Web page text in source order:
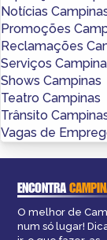
Notícias
Promoções
Reclamações
Serviços
Shows Campinas
Teatro Campinas
Trânsito
Vagas de
ENCONTRA
O melhor de
num só lugar!